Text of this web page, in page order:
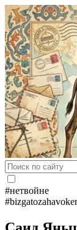
#нетвойне